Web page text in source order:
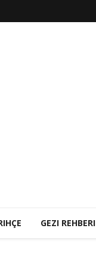
GEZI REHBERI